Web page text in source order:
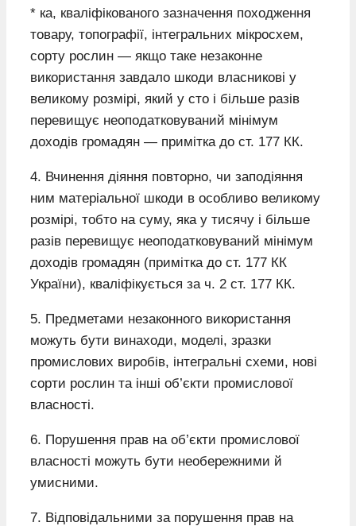
* ка, кваліфікованого зазначення походження
товару, топографії, інтегральних мікросхем,
сорту рослин — якщо таке незаконне
використання завдало шкоди власникові у
великому розмірі, який у сто і більше разів
перевищує неоподатковуваний мінімум
доходів громадян — примітка до ст. 177 КК.
4. Вчинення діяння повторно, чи заподіяння
ним матеріальної шкоди в особливо великому
розмірі, тобто на суму, яка у тисячу і більше
разів перевищує неоподатковуваний мінімум
доходів громадян (примітка до ст. 177 КК
України), кваліфікується за ч. 2 ст. 177 КК.
5. Предметами незаконного використання
можуть бути винаходи, моделі, зразки
промислових виробів, інтегральні схеми, нові
сорти рослин та інші об’єкти промислової
власності.
6. Порушення прав на об’єкти промислової
власності можуть бути необережними й
умисними.
7. Відповідальними за порушення прав на